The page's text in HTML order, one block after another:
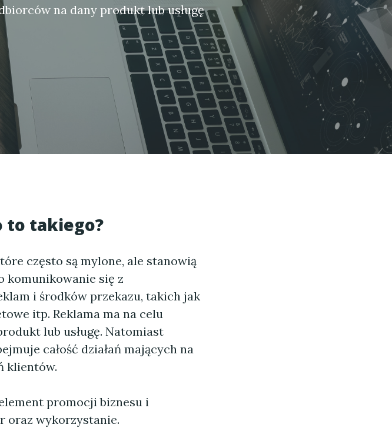
na dany produkt lub usługę
to takiego?
często są mylone, ale stanowią
komunikowanie się z
i środków przekazu, takich jak
itp. Reklama ma na celu
lub usługę. Natomiast
całość działań mających na
klientów.
promocji biznesu i
oraz wykorzystanie.